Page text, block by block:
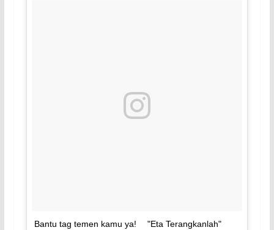
Bantu tag temen kamu ya! ⠀ "Eta Terangkanlah"